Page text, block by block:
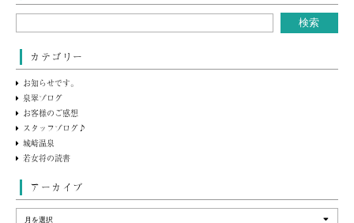
カテゴリー
お知らせです。
泉翠ブログ
お客様のご感想
スタッフブログ♪
城崎温泉
若女将の読書
アーカイブ